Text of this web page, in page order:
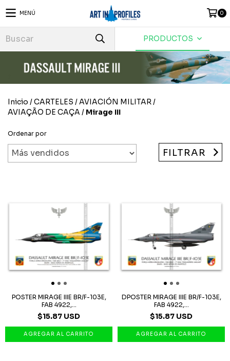
MENÚ 0
PRODUCTOS
Inicio /CARTELES /AVIACIÓN MILITAR /
AVIAÇÃO DE CAÇA / Mirage III
Ordenar por
FILTRAR
POSTER MIRAGE IIIE BR/F-103E,
FAB 4922,...
$15.87 USD
DPOSTER MIRAGE IIIE BR/F-103E,
FAB 4922,...
$15.87 USD